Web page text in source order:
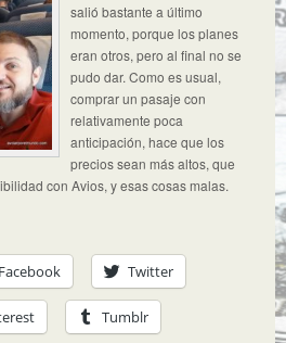
salió bastante a último
momento, porque los planes
eran otros, pero al final no se
pudo dar. Como es usual,
comprar un pasaje con
relativamente poca
anticipación, hace que los
precios sean más altos, que
con Avios, y esas cosas malas.
Facebook Twitter
Tumblr